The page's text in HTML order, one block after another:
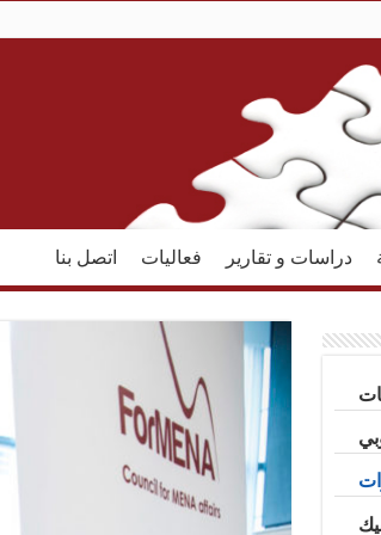
دراسات و تقارير فعاليات اتصل بنا